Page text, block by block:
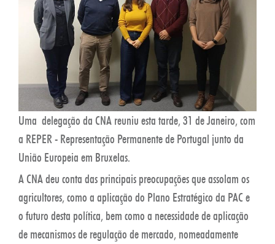
Uma delegação da CNA reuniu esta tarde, 31 de Janeiro, com
a REPER - Representação Permanente de Portugal junto da
União Europeia em Bruxelas.
A CNA deu conta das principais preocupações que assolam os
agricultores, como a aplicação do Plano Estratégico da PAC e
o futuro desta política, bem como a necessidade de aplicação
de mecanismos de regulação de mercado, nomeadamente